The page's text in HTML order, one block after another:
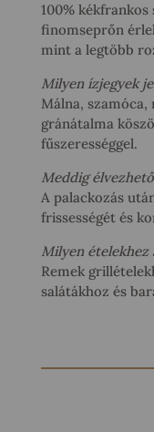
100%
finomseprőn
mint a legtöbb
Milyen ízjegyek
Málna,
gránátalma
fűszerességgel.
Meddig
A palackozás
frissességét és
Milyen
Remek
salátákhoz és